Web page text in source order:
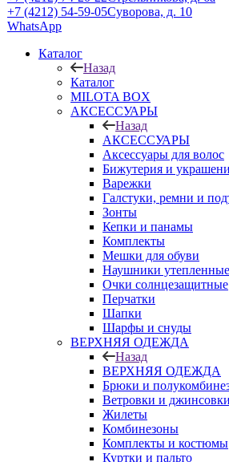
+7 (4212) 54-59-05Суворова, д. 10
WhatsApp
Каталог
Назад
Каталог
MILOTA BOX
АКСЕССУАРЫ
Назад
АКСЕССУАРЫ
Аксессуары для волос
Бижутерия и
Варежки
Галстуки, ремни и
Зонты
Кепки и панамы
Комплекты
Мешки для обуви
Наушники утепленные
Очки солнцезащитные
Перчатки
Шапки
Шарфы и снуды
ВЕРХНЯЯ ОДЕЖДА
Назад
ВЕРХНЯЯ ОДЕЖДА
Брюки и
Ветровки и джинсовки
Жилеты
Комбинезоны
Комплекты и костюмы
Куртки и пальто